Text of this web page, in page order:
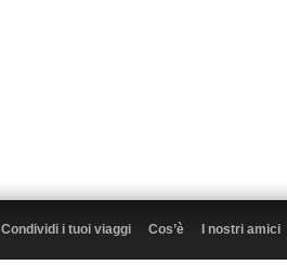
Condividi i tuoi viaggi Cos’è I nostri amici